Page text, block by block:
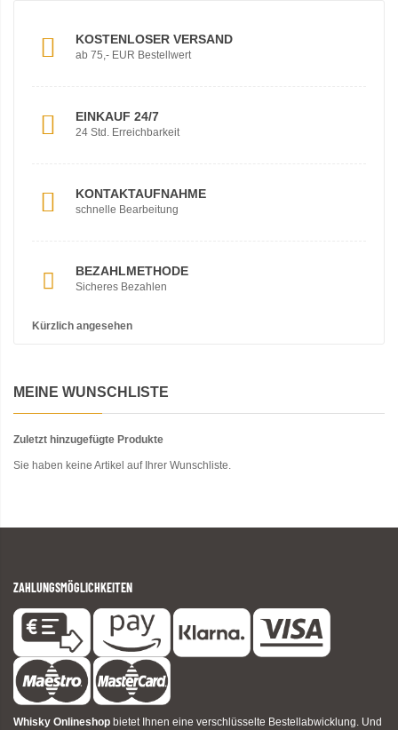
KOSTENLOSER VERSAND
ab 75,- EUR Bestellwert
EINKAUF 24/7
24 Std. Erreichbarkeit
KONTAKTAUFNAHME
schnelle Bearbeitung
BEZAHLMETHODE
Sicheres Bezahlen
Kürzlich angesehen
MEINE WUNSCHLISTE
Zuletzt hinzugefügte Produkte
Sie haben keine Artikel auf Ihrer Wunschliste.
ZAHLUNGSMÖGLICHKEITEN
Whisky Onlineshop bietet Ihnen eine verschlüsselte Bestellabwicklung. Und